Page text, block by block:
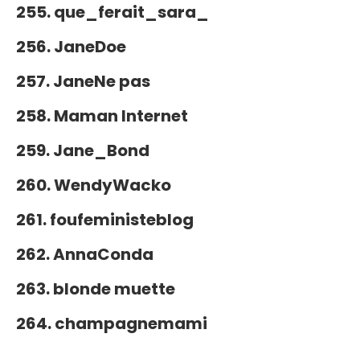
255. que_ferait_sara_
256. JaneDoe
257. JaneNe pas
258. Maman Internet
259. Jane_Bond
260. WendyWacko
261. foufeministeblog
262. AnnaConda
263. blonde muette
264. champagnemami